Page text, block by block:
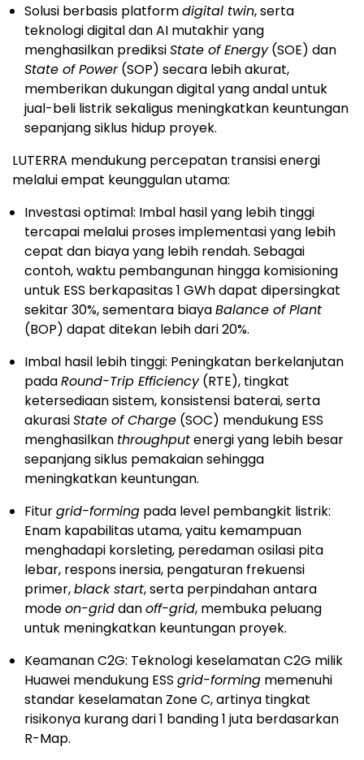
Solusi berbasis platformdigital twin, serta
teknologi digital dan AI mutakhir yang
menghasilkan prediksiState of Energy(SOE) dan
State of Power(SOP) secara lebih akurat,
memberikan dukungan digital yang andal untuk
jual-beli listrik sekaligus meningkatkan keuntungan
sepanjang siklus hidup proyek.
LUTERRA mendukung percepatan transisi energi
melalui empat keunggulan utama:
Investasi optimal: Imbal hasil yang lebih tinggi
tercapai melalui proses implementasi yang lebih
cepat dan biaya yang lebih rendah. Sebagai
contoh, waktu pembangunan hingga komisioning
untuk ESS berkapasitas 1 GWh dapat dipersingkat
sekitar 30%, sementara biayaBalance of Plant
(BOP) dapat ditekan lebih dari 20%.
Imbal hasil lebih tinggi: Peningkatan berkelanjutan
padaRound-Trip Efficiency(RTE), tingkat
ketersediaan sistem, konsistensi baterai, serta
akurasiState of Charge (SOC) mendukung ESS
menghasilkan throughputenergi yang lebih besar
sepanjang siklus pemakaian sehingga
meningkatkan keuntungan.
Fiturgrid-forming pada level pembangkit listrik:
Enam kapabilitas utama, yaitu kemampuan
menghadapi korsleting, peredaman osilasi pita
lebar, respons inersia, pengaturan frekuensi
primer,black start, serta perpindahan antara
modeon-griddanoff-grid, membuka peluang
untuk meningkatkan keuntungan proyek.
Keamanan C2G: Teknologi keselamatan C2G milik
Huawei mendukung ESS grid-forming memenuhi
standar keselamatan Zone C, artinya tingkat
risikonya kurang dari 1 banding 1 juta berdasarkan
R-Map.